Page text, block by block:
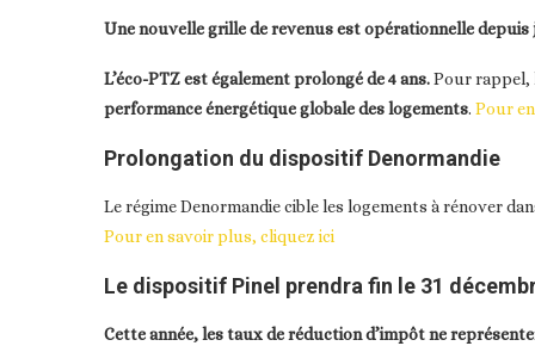
Une nouvelle grille de revenus est opérationnelle depuis
L’éco-PTZ est également prolongé de 4 ans.Pour rappel,
performance énergétique globale des logements. Pour
Prolongation du dispositif Denormandie
Le régime Denormandie cible les logements à rénover
Pour en savoir plus, cliquez ici
Le dispositif Pinel prendra fin le 31
Cette année, les taux de réduction d’impôt ne